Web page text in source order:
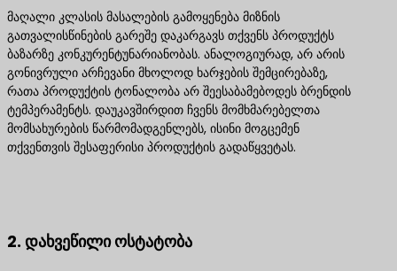
მაღალი კლასის მასალების გამოყენება მიზნის
გათვალისწინების გარეშე დაკარგავს თქვენს პროდუქტს
ბაზარზე კონკურენტუნარიანობას. ანალოგიურად, არ არის
გონივრული არჩევანი მხოლოდ ხარჯების შემცირებაზე,
რათა პროდუქტის ტონალობა არ შეესაბამებოდეს ბრენდის
ტემპერამენტს. დაუკავშირდით ჩვენს მომხმარებელთა
მომსახურების წარმომადგენლებს, ისინი მოგცემენ
თქვენთვის შესაფერისი პროდუქტის გადაწყვეტას.
2. დახვეწილი ოსტატობა